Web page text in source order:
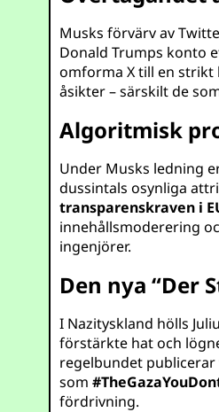
Musks förvärv av
Donald Trumps konto
omforma X till en
åsikter – särskilt de
Algoritmisk
Under Musks ledning
dussintals osynliga
transparenskraven i
innehållsmoderering
ingenjörer.
Den nya “Der
I Nazityskland hölls
förstärkte hat och
regelbundet
som
fördrivning.